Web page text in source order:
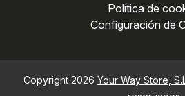
Política de
Configuración de
Copyright 2026 Your Way Store,